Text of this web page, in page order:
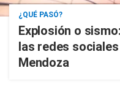
¿QUÉ PASÓ?
Explosión o
las redes
Mendoza